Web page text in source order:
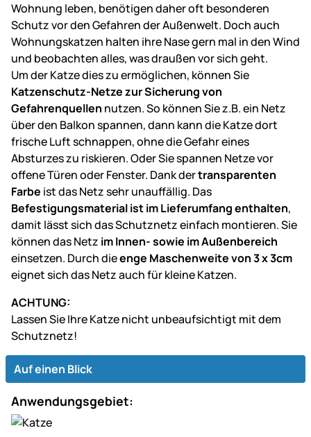
Wohnung leben, benötigen daher oft besonderen
Schutz vor den Gefahren der Außenwelt. Doch auch
Wohnungskatzen halten ihre Nase gern mal in den Wind
und beobachten alles, was draußen vor sich geht.
Um der Katze dies zu ermöglichen, können Sie
Katzenschutz-Netze zur Sicherung von
Gefahrenquellen nutzen. So können Sie z.B. ein Netz
über den Balkon spannen, dann kann die Katze dort
frische Luft schnappen, ohne die Gefahr eines
Absturzes zu riskieren. Oder Sie spannen Netze vor
offene Türen oder Fenster. Dank dertransparenten
Farbe ist das Netz sehr unauffällig. Das
Befestigungsmaterial ist im Lieferumfang enthalten,
damit lässt sich das Schutznetz einfach montieren. Sie
können das Netz im Innen- sowie im Außenbereich
einsetzen. Durch dieenge Maschenweite von 3 x 3cm
eignet sich das Netz auch für kleine Katzen.
ACHTUNG:
Lassen Sie Ihre Katze nicht unbeaufsichtigt mit dem
Schutznetz!
Auf einen Blick
Anwendungsgebiet: